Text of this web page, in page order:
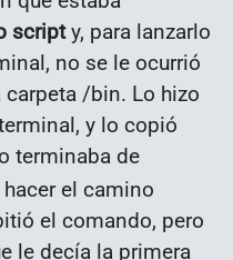
scripty, para lanzarlo
no se le ocurrió
/bin. Lo hizo
y lo copió
terminaba de
el camino
el comando, pero
le decía la primera